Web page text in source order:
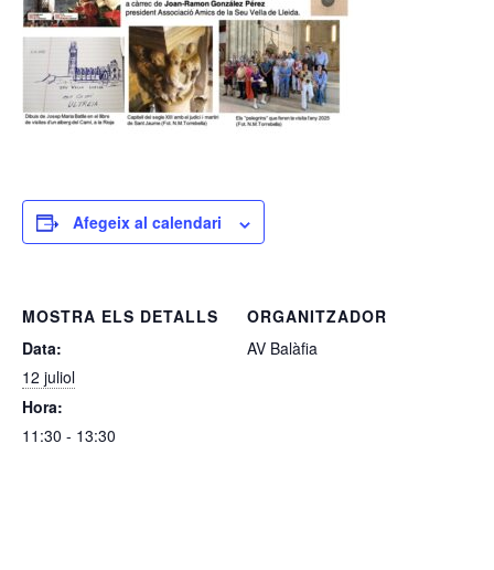
Afegeix al calendari
MOSTRA ELS DETALLS
Data:
12 juliol
Hora:
11:30 - 13:30
ORGANITZADOR
AV Balàfia